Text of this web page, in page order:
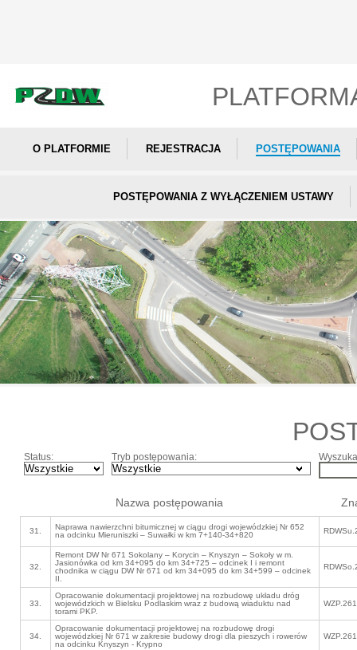
O PLATFORMIE REJESTRACJA POSTĘPOWANIA
POSTĘPOWANIA Z WYŁĄCZENIEM USTAWY
Status: Tryb postępowania:
Nazwa postępowania
31.
Naprawa nawierzchni bitumicznej w ciągu drogi wojewódzkiej Nr 652
na odcinku Mieruniszki – Suwałki w km 7+140-34+820
32.
Remont DW Nr 671 Sokolany – Korycin – Knyszyn – Sokoły w m.
Jasionówka od km 34+095 do km 34+725 – odcinek I i remont
chodnika w ciągu DW Nr 671 od km 34+095 do km 34+599 – odcinek
II.
33.
Opracowanie dokumentacji projektowej na rozbudowę układu dróg
wojewódzkich w Bielsku Podlaskim wraz z budową wiaduktu nad
torami PKP.
34.
Opracowanie dokumentacji projektowej na rozbudowę drogi
wojewódzkiej Nr 671 w zakresie budowy drogi dla pieszych i rowerów
na odcinku Knyszyn - Krypno